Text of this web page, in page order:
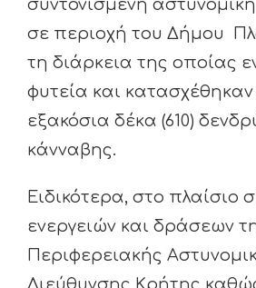
συντονισμένη
σε περιοχή του Δήμου
τη διάρκεια της οποίας
φυτεία και κατασχέθηκαν
εξακόσια δέκα (610)
κάνναβης.
Ειδικότερα, στο πλαίσιο
ενεργειών και δράσεων
Περιφερειακής